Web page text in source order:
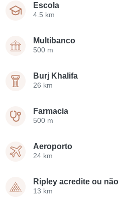
Escola
4.5 km
Multibanco
500 m
Burj Khalifa
26 km
Farmacia
500 m
Aeroporto
24 km
Ripley acredite ou não
13 km